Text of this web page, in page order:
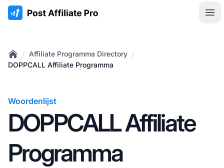
:site.title
Home
/ Affiliate Programma Directory /
DOPPCALL Affiliate Programma
Woordenlijst
DOPPCALL Affiliate
Programma